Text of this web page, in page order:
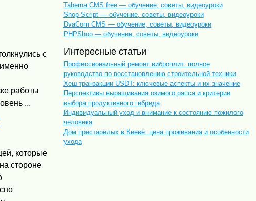
с
работы
...
которые
стороне
Taberna CMS free — обучение, советы, видеоуроки
Shop-Script — обучение, советы, видеоуроки
DvaCom CMS — обучение, советы, видеоуроки
PHPShop — обучение, советы, видеоуроки
Интересные статьи
Профессиональный ремонт виброплит: полное
руководство по восстановлению строительной техники
Хеш транзакции USDT: ключевые аспекты и их значение
Перспективы выращивания озимого рапса и критерии
выбора продуктивного гибрида
Индивидуальный уход и внимание к состоянию пожилого
человека
Дом престарелых в Киеве: цена проживания и особенности
ухода